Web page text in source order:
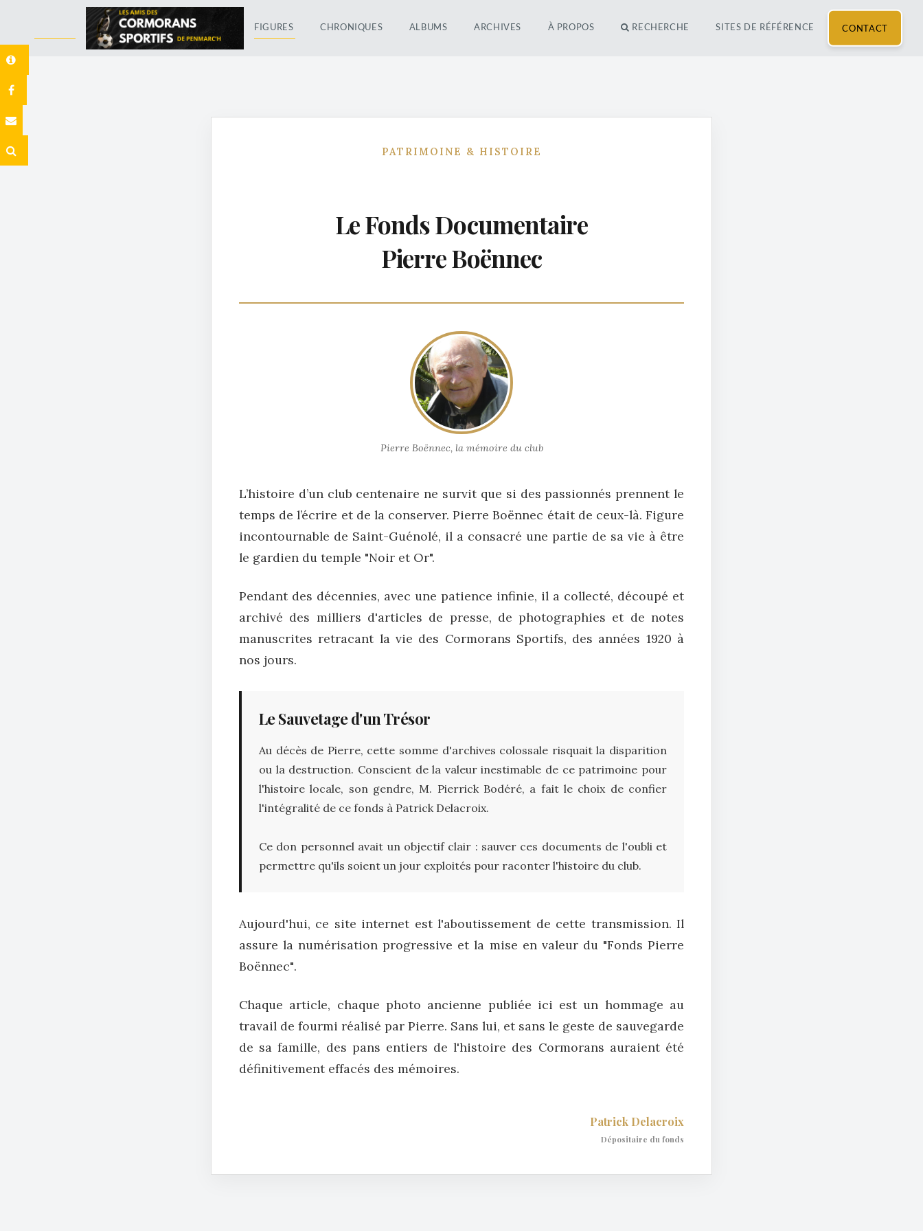
FIGURES CHRONIQUES ALBUMS ARCHIVES À PROPOS RECHERCHE SITES DE RÉFÉRENCE CONTACT
PATRIMOINE & HISTOIRE
Le Fonds Documentaire
Pierre Boënnec
Pierre Boënnec, la mémoire du club
L’histoire d’un club centenaire ne survit que si des passionnés prennent le
temps de l’écrire et de la conserver.Pierre Boënnec était de ceux-là. Figure
incontournable de Saint-Guénolé, il a consacré une partie de sa vie à être
le gardien du temple "Noir et Or".
Pendant des décennies, avec une patience infinie, il a collecté, découpé et
archivé des milliers d'articles de presse, de photographies et de notes
manuscrites retracant la vie des Cormorans Sportifs, des années 1920 à
nos jours.
Le Sauvetage d'un Trésor
Au décès de Pierre, cette somme d'archives colossale risquait la disparition
ou la destruction. Conscient de la valeur inestimable de ce patrimoine pour
l'histoire locale, son gendre, M. Pierrick Bodéré, a fait le choix de confier
l'intégralité de ce fonds à Patrick Delacroix.
Ce don personnel avait un objectif clair : sauver ces documents de l'oubli et
permettre qu'ils soient un jour exploités pour raconter l'histoire du club.
Aujourd'hui, ce site internet est l'aboutissement de cette transmission. Il
assure la numérisation progressive et la mise en valeur du "Fonds Pierre
Boënnec".
Chaque article, chaque photo ancienne publiée ici est un hommage au
travail de fourmi réalisé par Pierre. Sans lui, et sans le geste de sauvegarde
de sa famille, des pans entiers de l'histoire des Cormorans auraient été
définitivement effacés des mémoires.
Patrick Delacroix
Dépositaire du fonds